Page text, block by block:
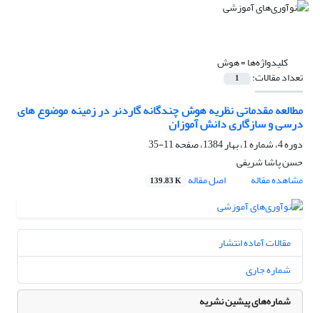
کلیدواژه‌ها =هوش
تعداد مقالات: 1
مطالعه مقدماتی نظریه هوش چندگانه گاردنر در زمینه موضوع های
درسی و سازگاری دانش آموزان
دوره 4، شماره 1، بهار 1384، صفحه
11-35
حسن پاشا شریفی
مشاهده مقاله
اصل مقاله 139.83 K
مقالات آماده انتشار
شماره جاری
شماره‌های پیشین نشریه